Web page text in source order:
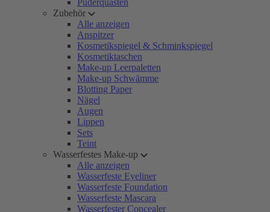
Puderquasten
Zubehör
Alle anzeigen
Anspitzer
Kosmetikspiegel & Schminkspiegel
Kosmetiktaschen
Make-up Leerpaletten
Make-up Schwämme
Blotting Paper
Nägel
Augen
Lippen
Sets
Teint
Wasserfestes Make-up
Alle anzeigen
Wasserfeste Eyeliner
Wasserfeste Foundation
Wasserfeste Mascara
Wasserfester Concealer